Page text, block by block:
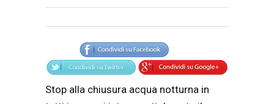
Articolo
Testo articolo principale
Stop alla chiusura acqua notturna in